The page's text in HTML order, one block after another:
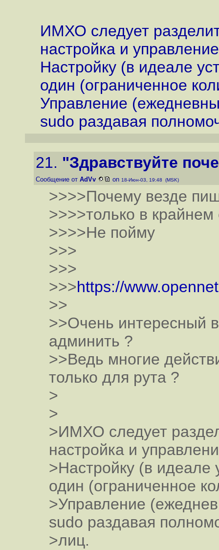
ИМХО следует
настройка и управление
Настройку (в идеале
один (ограниченное
Управление
sudo раздавая
21. "Здравствуйте
Сообщение от AdVv on 18-Июн-03, 19:48 (MSK)
>>>>Почему везде
>>>>только в
>>>>Не пойму
>>>
>>>
>>>https://
>>
>>Очень интересный
админить ?
>>Ведь многие
только для рута ?
>
>
>ИМХО следует
настройка и
>Настройку (в идеале
один (ограниченное
>Управление
sudo раздавая
>лиц.